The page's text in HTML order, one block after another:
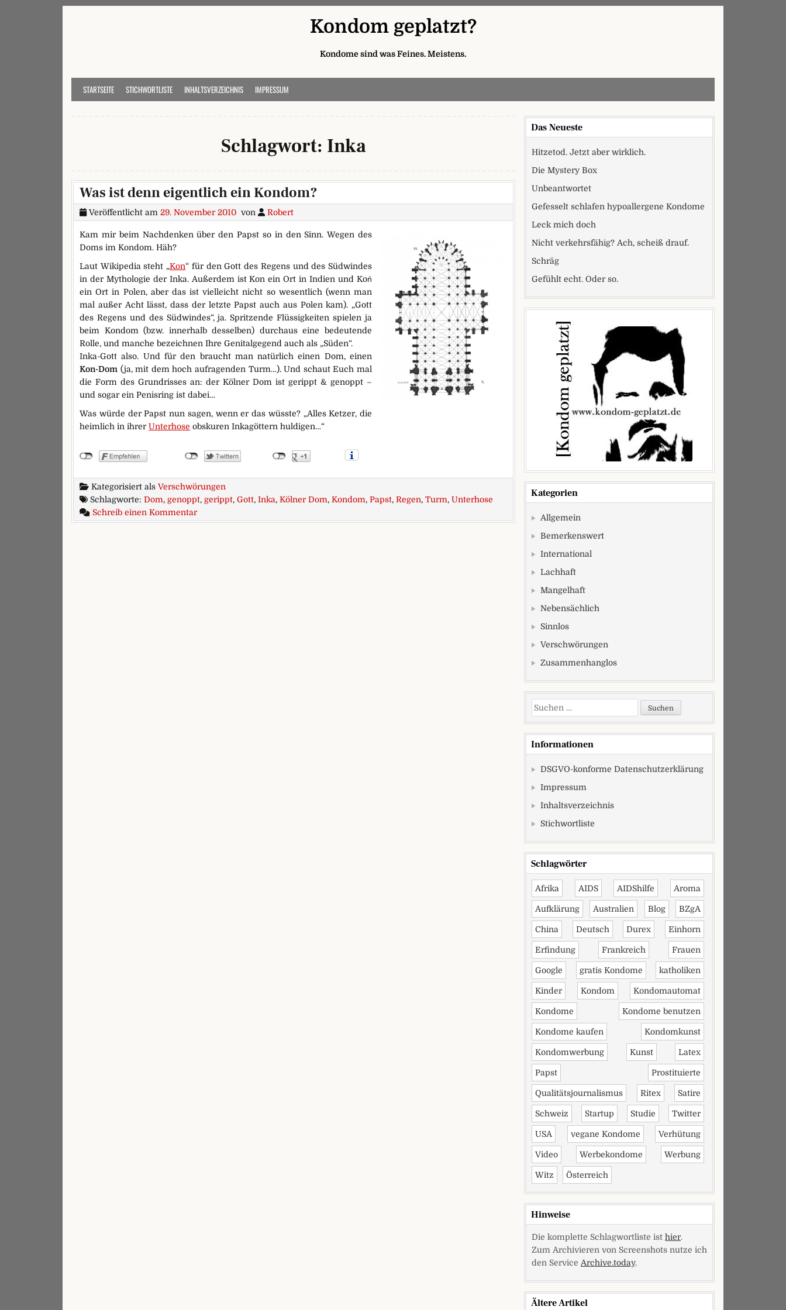
Kondom geplatzt?
Kondome sind was Feines. Meistens.
STARTSEITE STICHWORTLISTE INHALTSVERZEICHNIS IMPRESSUM
Schlagwort: Inka
Was ist denn eigentlich ein Kondom?
Veröffentlicht am 29. November 2010 von Robert
Kam mir beim Nachdenken über den Papst so in den Sinn. Wegen des
Doms im Kondom. Häh?
Laut Wikipedia steht „Kon“ für den Gott des Regens und des Südwindes
in der Mythologie der Inka. Außerdem ist Kon ein Ort in Indien und Koń
ein Ort in Polen, aber das ist vielleicht nicht so wesentlich (wenn man
mal außer Acht lässt, dass der letzte Papst auch aus Polen kam). „Gott
des Regens und des Südwindes“, ja. Spritzende Flüssigkeiten spielen ja
beim Kondom (bzw. innerhalb desselben) durchaus eine bedeutende
Rolle, und manche bezeichnen Ihre Genitalgegend auch als „Süden“.
Inka-Gott also. Und für den braucht man natürlich einen Dom, einen
Kon-Dom (ja, mit dem hoch aufragenden Turm…). Und schaut Euch mal
die Form des Grundrisses an: der Kölner Dom ist gerippt & genoppt –
und sogar ein Penisring ist dabei…
Was würde der Papst nun sagen, wenn er das wüsste? „Alles Ketzer, die
heimlich in ihrerUnterhose obskuren Inkagöttern huldigen…“
Kategorisiert als Verschwörungen
Schlagworte: Dom, genoppt, gerippt, Gott, Inka, Kölner Dom, Kondom, Papst, Regen, Turm, Unterhose
Schreib einen Kommentarzu Was ist denn eigentlich ein Kondom?
Das Neueste
Hitzetod. Jetzt aber wirklich.
Die Mystery Box
Unbeantwortet
Gefesselt schlafen hypoallergene Kondome
Leck mich doch
Nicht verkehrsfähig? Ach, scheiß drauf.
Schräg
Gefühlt echt. Oder so.
Kategorien
Allgemein
Bemerkenswert
International
Lachhaft
Mangelhaft
Nebensächlich
Sinnlos
Verschwörungen
Zusammenhanglos
Suchen nach:
Informationen
DSGVO-konforme Datenschutzerklärung
Impressum
Inhaltsverzeichnis
Stichwortliste
Schlagwörter
Afrika AIDS AIDShilfe Aroma
Aufklärung Australien Blog BZgA
China Deutsch Durex Einhorn
Erfindung Frankreich Frauen
Google gratis Kondome katholiken
Kinder Kondom Kondomautomat
Kondome Kondome benutzen
Kondome kaufen Kondomkunst
Kondomwerbung Kunst Latex
Papst Prostituierte
Qualitätsjournalismus Ritex Satire
Schweiz Startup Studie Twitter
USA vegane Kondome Verhütung
Video Werbekondome Werbung
Witz Österreich
Hinweise
Die komplette Schlagwortliste ist hier.
Zum Archivieren von Screenshots nutze ich
den Service Archive.today.
Ältere Artikel